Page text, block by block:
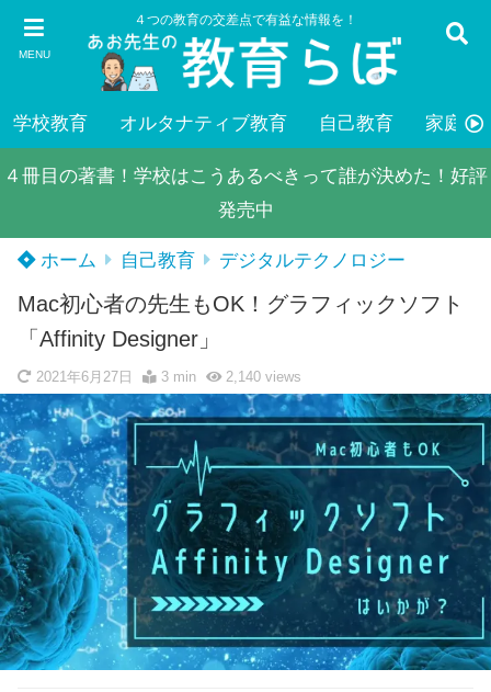
MENU
４つの教育の交差点で有益な情報を！
学校教育 オルタナティブ教育 自己教育 家庭教
４冊目の著書！学校はこうあるべきって誰が決めた！好評
発売中
ホーム 自己教育 デジタルテクノロジー
Mac初心者の先生もOK！グラフィックソフト
「Affinity Designer」
2021年6月27日 3 min 2,140views